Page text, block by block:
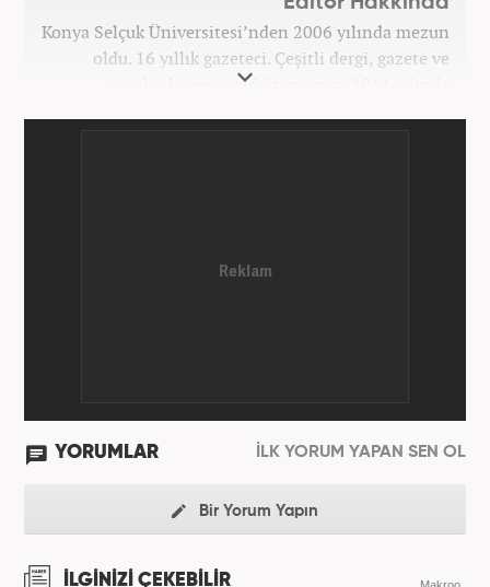
Konya Selçuk Üniversitesi’nden 2006 yılında mezun
oldu. 16 yıllık gazeteci. Çeşitli dergi, gazete ve
ajanslarda görev aldıktan sonra 2011 yılında
YORUMLAR İLK YORUM YAPAN SEN OL
Bir Yorum Yapın
İLGİNİZİ ÇEKEBİLİR Makroo